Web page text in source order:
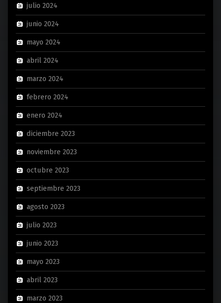
julio 2024
junio 2024
mayo 2024
abril 2024
marzo 2024
febrero 2024
enero 2024
diciembre 2023
noviembre 2023
octubre 2023
septiembre 2023
agosto 2023
julio 2023
junio 2023
mayo 2023
abril 2023
marzo 2023